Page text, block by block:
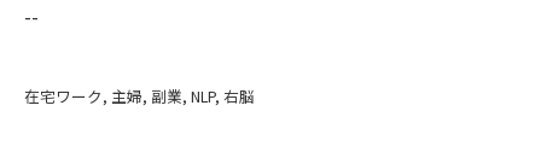
--
在宅ワーク 主婦 副業 NLP 右脳